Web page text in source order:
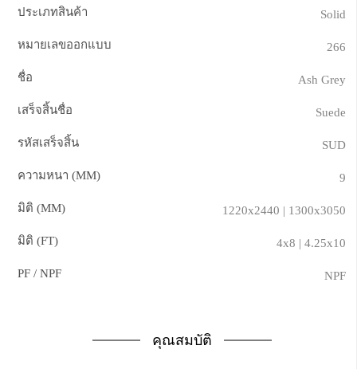
ประเภทสินค้า Solid
หมายเลขออกแบบ 266
ชื่อ Ash Grey
เสร็จสิ้นชื่อ Suede
รหัสเสร็จสิ้น SUD
ความหนา (MM) 9
มิติ (MM) 1220x2440 | 1300x3050
มิติ (FT) 4x8 | 4.25x10
PF / NPF NPF
คุณสมบัติ